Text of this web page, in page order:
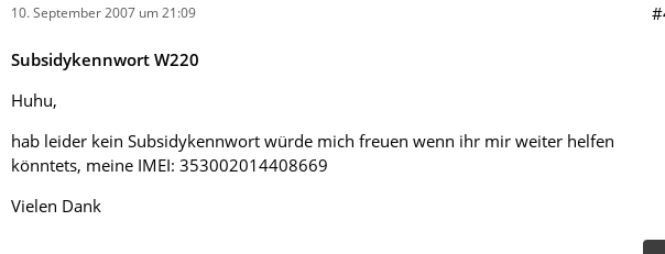
10. September 2007 um 21:09
Subsidykennwort W220
Huhu,
hab leider kein Subsidykennwort würde mich freuen wenn ihr mir weiter helfen
könntets, meine IMEI: 353002014408669
Vielen Dank